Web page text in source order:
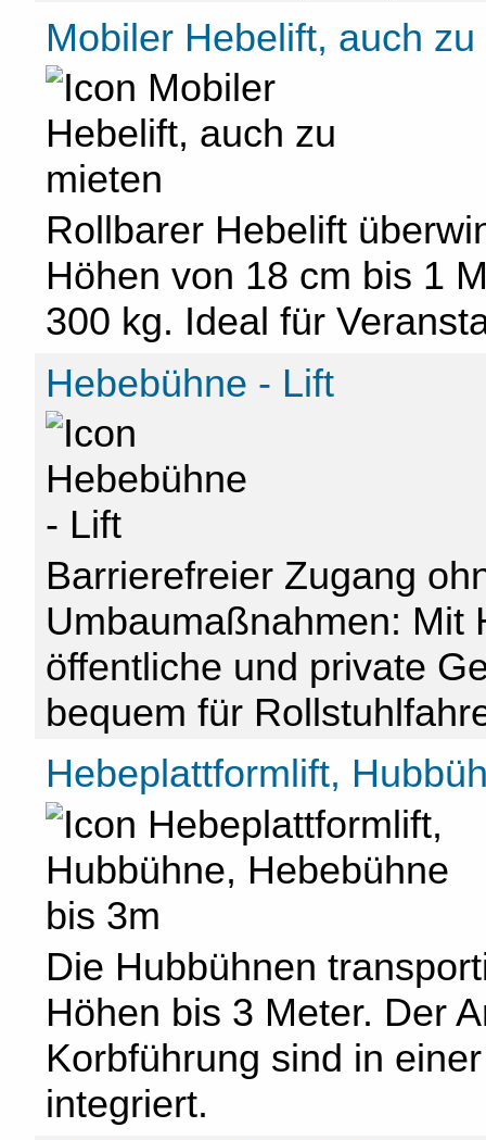
Mobiler Hebelift, auch
Rollbarer Hebelift
Höhen von 18 cm bis 1
300 kg. Ideal für
Hebebühne - Lift
Barrierefreier Zugang
Umbaumaßnahmen: Mit
öffentliche und private
bequem für
Hebeplattformlift,
Die Hubbühnen
Höhen bis 3 Meter. Der
Korbführung sind in
integriert.